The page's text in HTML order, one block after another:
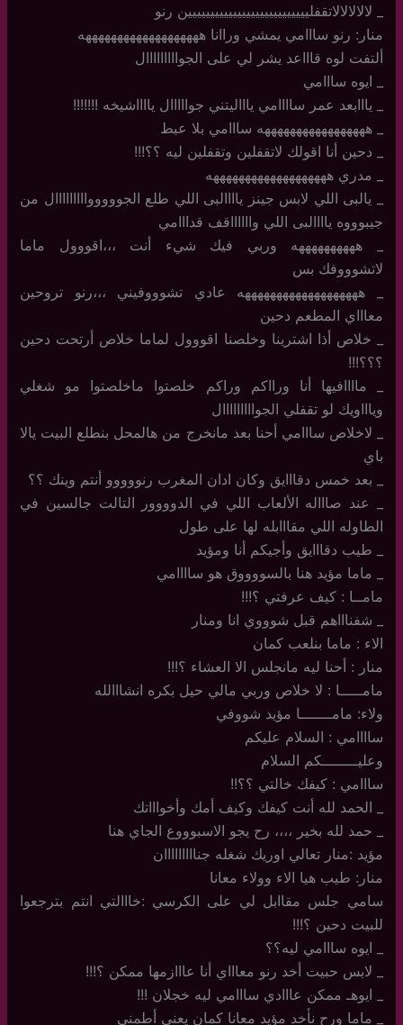
_ لالالالالاتقفلييييييييييييييييييييييييييين رنو
منار: رنو سااامي يمشي وراانا هههههههههههههههههههه
ألتفت لوه قاااعد يشر لي على الجوااااااااال
_ ايوه سااامي
_ يااابعد عمر ساااامي ياااليتني جوااااال يااااشيخه !!!!!!!
_ هههههههههههههههههه سااامي بلا عبط
_ دحين أنا اقولك لاتقفلين وتقفلين ليه ؟؟!!!
_ مدري هههههههههههههههههههه
_ يالبى اللي لابس جينز ياااالبى اللي طلع الجوووووااااااااال من
جيبوووه ياااالبى اللي وااااااقف قدااامي
_ ههههههههههه وربي فيك شيء أنت ،،،اقووول ماما
لاتشوووفك بس
_ هههههههههههههههههههه عادي تشوووفيني ،،،رنو تروحين
معاااي المطعم دحين
_ خلاص أذا اشترينا وخلصنا اقووول لماما خلاص أرتحت دحين
؟؟؟!!!
_ ماااافيها أنا ورااكم وراكم خلصتوا ماخلصتوا مو شغلي
وياااويك لو تقفلي الجوااااااااال
_ لاخلاص سااامي أحنا بعد مانخرج من هالمحل بنطلع البيت يالا
باي
_ بعد خمس دقااايق وكان ادان المغرب رنووووو أنتم وينك ؟؟
_ عند صاااله الألعاب اللي في الدوووور التالت جالسين في
الطاوله اللي مقااابله لها على طول
_ طيب دقااايق وأجيكم أنا ومؤيد
_ ماما مؤيد هنا بالسووووق هو ساااامي
مامــا : كيف عرفتي ؟!!!
_ شفناااهم قبل شوووي انا ومنار
الاء : ماما بنلعب كمان
منار : أحنا ليه مانجلس الا العشاء ؟!!!
مامـــــا : لا خلاص وربي مالي حيل بكره انشااالله
ولاء: مامـــــــا مؤيد شووفي
ساااامي : السلام عليكم
وعليــــــــكم السلام
سااامي : كيفك خالتي ؟؟!!
_ الحمد لله أنت كيفك وكيف أمك وأخواااتك
_ حمد لله بخير ،،،، رح يجو الاسبوووع الجاي هنا
مؤيد :منار تعالي اوريك شغله جنااااااااان
منار: طيب هيا الاء وولاء معانا
سامي جلس مقاابل لي على الكرسي :خااالتي انتم بترجعوا
للبيت دحين ؟!!!
_ ايوه سااامي ليه؟؟
_ لابس حبيت أخد رنو معاااي أنا عااازمها ممكن ؟!!!
_ ايوهـ ممكن عااادي سااامي ليه خجلان !!!
_ ماما ورح نأخد مؤيد معانا كمان يعني أطمني